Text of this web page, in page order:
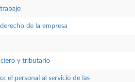
de la empresa
y tributario
el personal al servicio de las